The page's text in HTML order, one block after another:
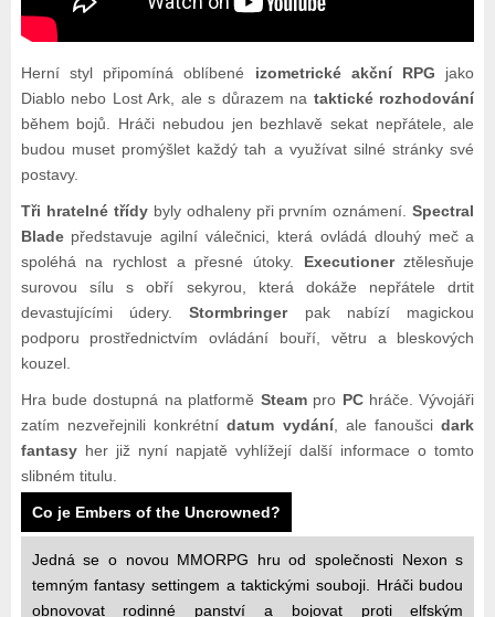
Herní styl připomíná oblíbené izometrické akční RPG jako
Diablo nebo Lost Ark, ale s důrazem na taktické rozhodování
během bojů. Hráči nebudou jen bezhlavě sekat nepřátele, ale
budou muset promýšlet každý tah a využívat silné stránky své
postavy.
Tři hratelné třídybyly odhaleny při prvním oznámení.Spectral
Bladepředstavuje agilní válečnici, která ovládá dlouhý meč a
spoléhá na rychlost a přesné útoky. Executionerztělesňuje
surovou sílu s obří sekyrou, která dokáže nepřátele drtit
devastujícími údery.Stormbringerpak nabízí magickou
podporu prostřednictvím ovládání bouří, větru a bleskových
kouzel.
Hra bude dostupná na platformě Steampro PChráče. Vývojáři
zatím nezveřejnili konkrétnídatum vydání, ale fanoušcidark
fantasyher již nyní napjatě vyhlížejí další informace o tomto
slibném titulu.
Co je Embers of the Uncrowned?
Jedná se o novou MMORPG hru od společnosti Nexon s
temným fantasy settingem a taktickými souboji. Hráči budou
obnovovat rodinné panství a bojovat proti elfským